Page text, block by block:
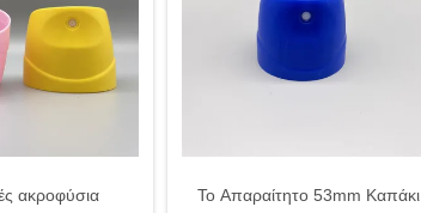
ακροφύσια
Το Απαραίτητο 53mm Καπάκι